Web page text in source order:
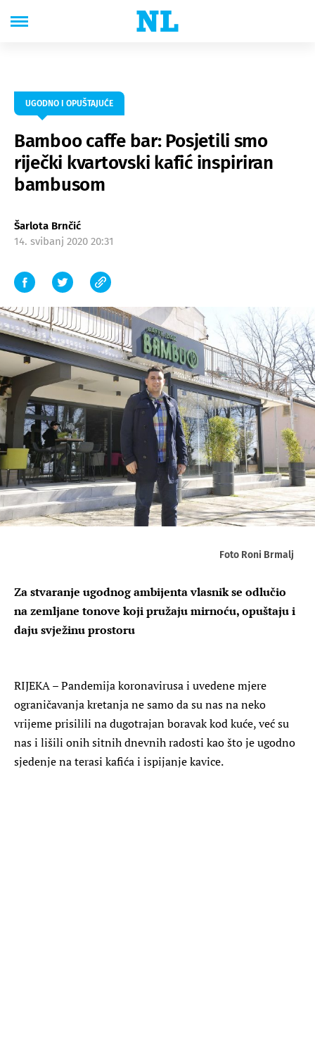
UGODNO I OPUŠTAJUĆE
Bamboo caffe bar: Posjetili smo
riječki kvartovski kafić inspiriran
bambusom
Šarlota Brnčić
14. svibanj 2020 20:31
Foto Roni Brmalj
Za stvaranje ugodnog ambijenta vlasnik se odlučio
na zemljane tonove koji pružaju mirnoću, opuštaju i
daju svježinu prostoru
RIJEKA – Pandemija koronavirusa i uvedene mjere
ograničavanja kretanja ne samo da su nas na neko
vrijeme prisilili na dugotrajan boravak kod kuće, već su
nas i lišili onih sitnih dnevnih radosti kao što je ugodno
sjedenje na terasi kafića i ispijanje kavice.